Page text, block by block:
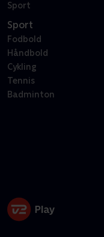
Sport
Sport
Fodbold
Håndbold
Cykling
Tennis
Badminton